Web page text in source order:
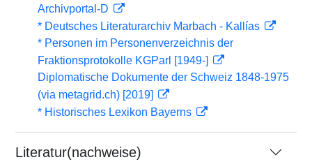
Archivportal-D
* Deutsches Literaturarchiv Marbach - Kallías
* Personen im Personenverzeichnis der
Fraktionsprotokolle KGParl [1949-]
Diplomatische Dokumente der Schweiz 1848-1975
(via metagrid.ch) [2019]
* Historisches Lexikon Bayerns
Literatur(nachweise)